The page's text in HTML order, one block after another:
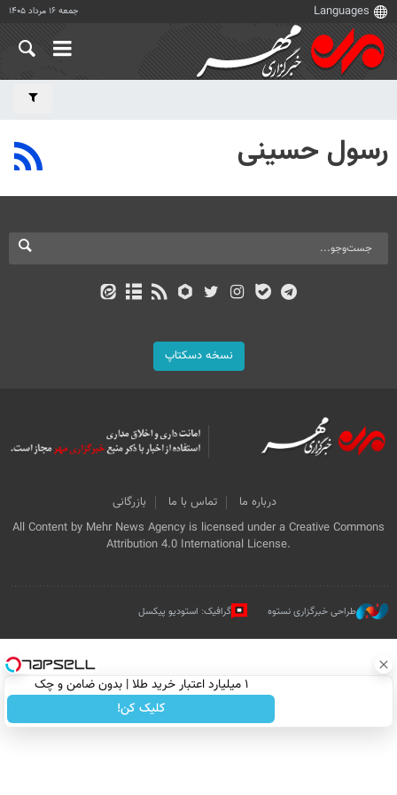
جمعه ۱۶ مرداد ۱۴۰۵
رسول حسینی
نسخه دسکتاپ
درباره ما تماس با ما
بازرگانی
All Content by Mehr News Agency is licensed under a Creative Commons
Attribution 4.0 International License.
طراحی خبرگزاری نستوه گرافیک: استودیو پیکسل
۱ میلیارد اعتبار خرید طلا | بدون ضامن و چک
کلیک کن!